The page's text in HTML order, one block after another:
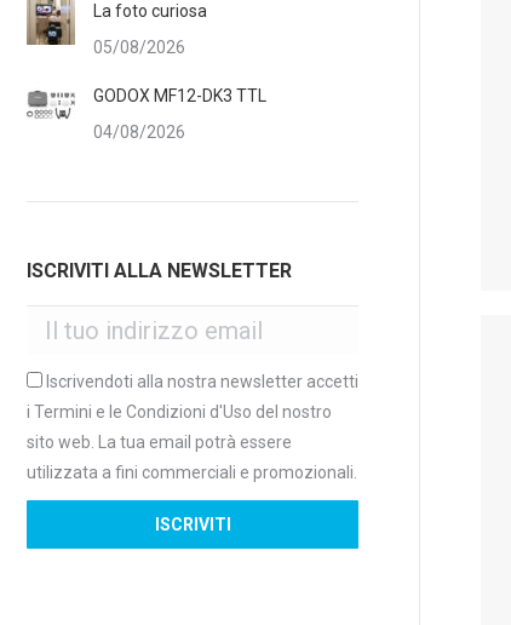
La foto curiosa
05/08/2026
GODOX MF12-DK3 TTL
04/08/2026
ISCRIVITI ALLA NEWSLETTER
Iscrivendoti alla nostra newsletter accetti
i Termini e le Condizioni d'Uso del nostro
sito web. La tua email potrà essere
utilizzata a fini commerciali e promozionali.